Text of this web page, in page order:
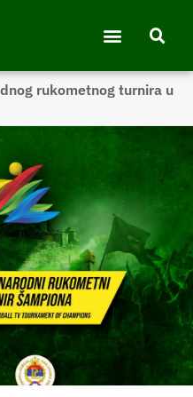
rukometnog turnira u